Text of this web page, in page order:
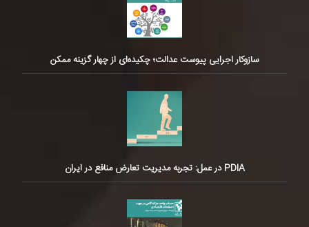
سازوکار اجرایی پیوست عدالت؛ چکیده‌ای از چهار گزینه ممکن
PDIA در عمل: تجربه مدیریت تعارض منافع در ایران